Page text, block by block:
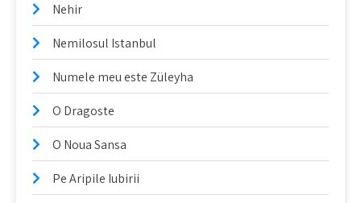
Nehir
Nemilosul Istanbul
Numele meu este Züleyha
O Dragoste
O Noua Sansa
Pe Aripile Iubirii